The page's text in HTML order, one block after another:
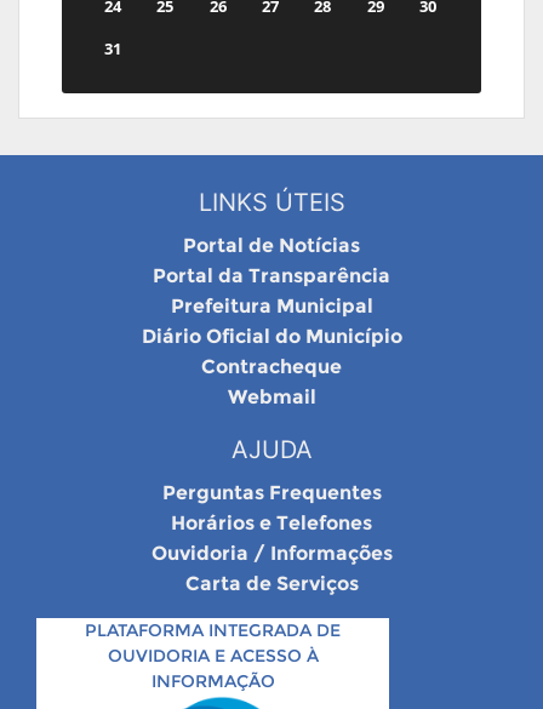
24
25 26 27 28 29
30
31
LINKS ÚTEIS
Portal de Notícias
Portal da Transparência
Prefeitura Municipal
Diário Oficial do Município
Contracheque
Webmail
AJUDA
Perguntas Frequentes
Horários e Telefones
Ouvidoria / Informações
Carta de Serviços
PLATAFORMA INTEGRADA DE
OUVIDORIA E ACESSO À
INFORMAÇÃO